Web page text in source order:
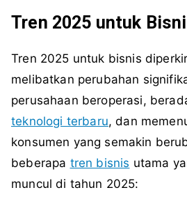
Tren 2025 untuk
Tren 2025 untuk bisnis
melibatkan perubahan
perusahaan beroperasi,
teknologi terbaru, dan
konsumen yang semakin
beberapa tren bisnis utama
muncul di tahun 2025: